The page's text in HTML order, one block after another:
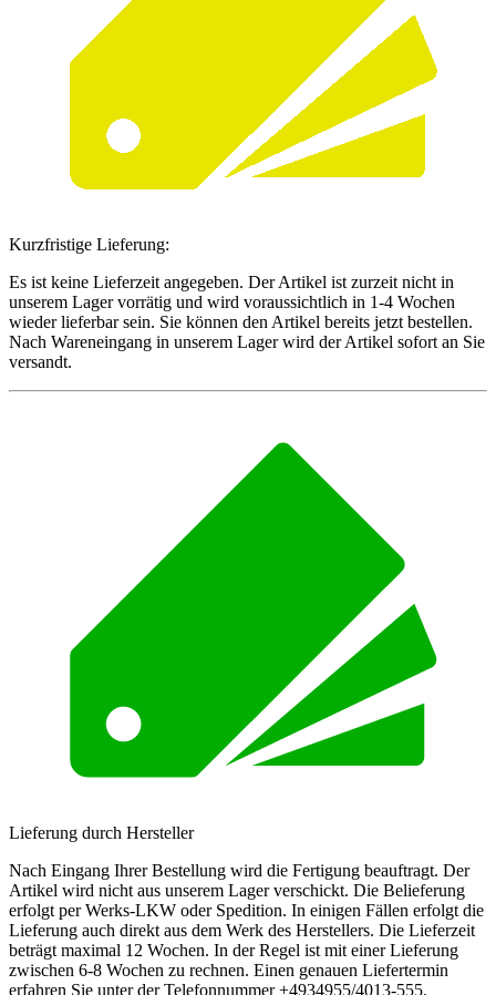
Kurzfristige Lieferung:
Es ist keine Lieferzeit angegeben. Der Artikel ist zurzeit nicht in
unserem Lager vorrätig und wird voraussichtlich in 1-4 Wochen
wieder lieferbar sein. Sie können den Artikel bereits jetzt bestellen.
Nach Wareneingang in unserem Lager wird der Artikel sofort an Sie
versandt.
Lieferung durch Hersteller
Nach Eingang Ihrer Bestellung wird die Fertigung beauftragt. Der
Artikel wird nicht aus unserem Lager verschickt. Die Belieferung
erfolgt per Werks-LKW oder Spedition. In einigen Fällen erfolgt die
Lieferung auch direkt aus dem Werk des Herstellers. Die Lieferzeit
beträgt maximal 12 Wochen. In der Regel ist mit einer Lieferung
zwischen 6-8 Wochen zu rechnen. Einen genauen Liefertermin
erfahren Sie unter der Telefonnummer +4934955/4013-555.